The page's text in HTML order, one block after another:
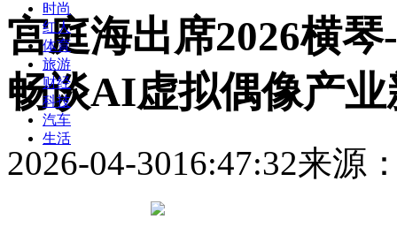
时尚
红人
体育
旅游
财经
科技
汽车
生活
宫庭海出席2026横
畅谈AI虚拟偶像产业
2026-04-3016:47:32来源